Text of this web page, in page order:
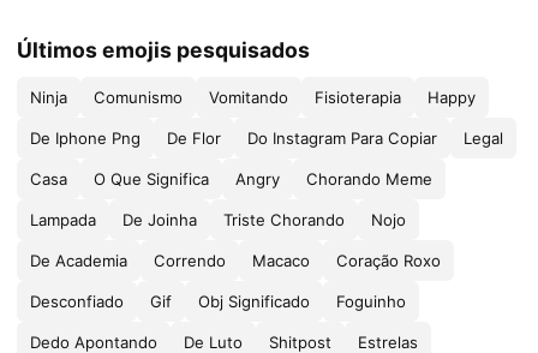
Últimos emojis pesquisados
Ninja Comunismo Vomitando Fisioterapia Happy
De Iphone Png De Flor Do Instagram Para Copiar Legal
Casa O Que Significa Angry Chorando Meme
Lampada De Joinha Triste Chorando Nojo
De Academia Correndo Macaco Coração Roxo
Desconfiado Gif Obj Significado Foguinho
Dedo Apontando De Luto Shitpost Estrelas